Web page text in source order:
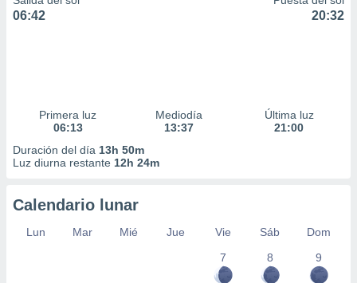
06:42 20:32
Primera luz
06:13
Mediodía
13:37
Última luz
21:00
Duración del día 13h 50m
Luz diurna restante 12h 24m
Calendario lunar
Lun Mar Mié Jue Vie Sáb
Dom
7
8 9